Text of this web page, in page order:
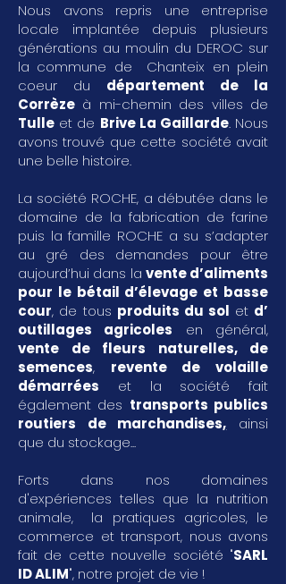
Nous avons repris une entreprise
locale implantée depuis plusieurs
générations au moulin du DEROC sur
la commune de Chanteix en plein
coeur du département de la
Corrèze à mi-chemin des villes de
Tulle et de Brive La Gaillarde. Nous
avons trouvé que cette société avait
une belle histoire.
La société ROCHE, a débutée dans le
domaine de la fabrication de farine
puis la famille ROCHE a su s’adapter
au gré des demandes pour être
aujourd’hui dans la vente d’aliments
pour le bétail d’élevage et basse
cour, de tous produits du sol et d’
outillages agricoles en général,
vente de fleurs naturelles, de
semences, revente de volaille
démarrées et la société fait
également des transports publics
routiers de marchandises, ainsi
que du stockage...
Forts dans nos domaines
d'expériences telles que la nutrition
animale, la pratiques agricoles, le
commerce et transport, nous avons
fait de cette nouvelle société "SARL
ID ALIM", notre projet de vie !